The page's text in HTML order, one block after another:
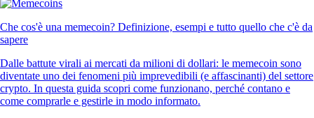
Che cos'è una memecoin? Definizione, esempi e tutto quello che c'è da
sapere
Dalle battute virali ai mercati da milioni di dollari: le memecoin sono
diventate uno dei fenomeni più imprevedibili (e affascinanti) del settore
crypto. In questa guida scopri come funzionano, perché contano e
come comprarle e gestirle in modo informato.